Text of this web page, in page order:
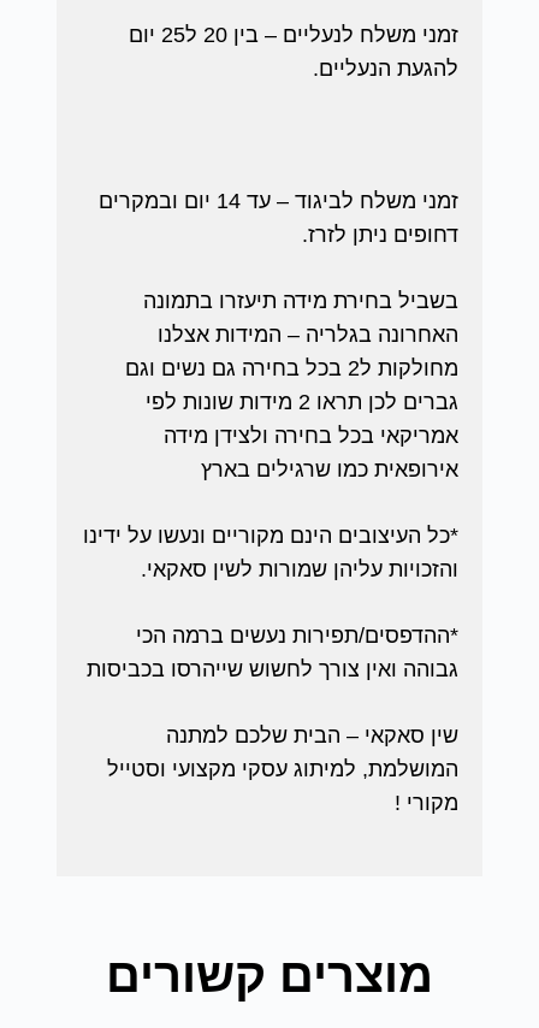
זמני משלח לנעליים – בין 20 ל25 יום
להגעת הנעליים.
זמני משלח לביגוד – עד 14 יום ובמקרים
דחופים ניתן לזרז.
בשביל בחירת מידה תיעזרו בתמונה
האחרונה בגלריה – המידות אצלנו
מחולקות ל2 בכל בחירה גם נשים וגם
גברים לכן תראו 2 מידות שונות לפי
אמריקאי בכל בחירה ולצידן מידה
אירופאית כמו שרגילים בארץ
*כל העיצובים הינם מקוריים ונעשו על ידינו
והזכויות עליהן שמורות לשין סאקאי.
*ההדפסים/תפירות נעשים ברמה הכי
גבוהה ואין צורך לחשוש שייהרסו בכביסות
שין סאקאי – הבית שלכם למתנה
המושלמת, למיתוג עסקי מקצועי וסטייל
מקורי !
מוצרים קשורים